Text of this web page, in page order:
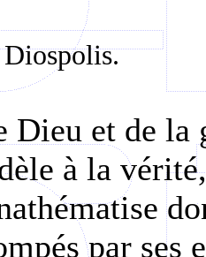
Dieu et de
à la
par ses